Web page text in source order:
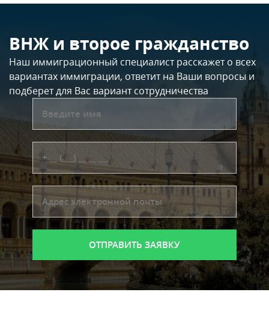
ВНЖ и второе гражданство
Наш иммиграционный специалист расскажет о всех
вариантах иммиграции, ответит на Ваши вопросы и
подберет для Вас вариант сотрудничества